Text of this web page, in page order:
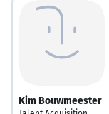
Kim Bouwmeester